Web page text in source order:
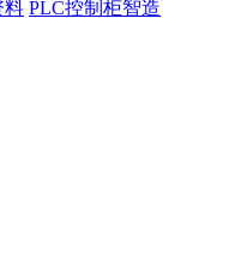
料 PLC控制柜智造